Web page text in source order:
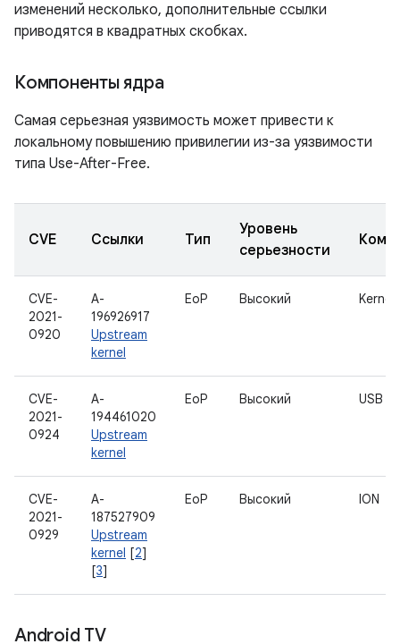
изменений несколько, дополнительные ссылки
приводятся в квадратных скобках.
Компоненты ядра
Самая серьезная уязвимость может привести к
локальному повышению привилегии из-за уязвимости
типа Use-After-Free.
CVE Ссылки Тип
Уровень
серьезности
CVE-
2021-
0920
A-
196926917
Upstream
kernel
EoP Высокий Kernel
CVE-
2021-
0924
A-
194461020
Upstream
kernel
EoP Высокий USB
CVE-
2021-
0929
A-
187527909
Upstream
kernel [2]
[3]
EoP Высокий ION
Android TV